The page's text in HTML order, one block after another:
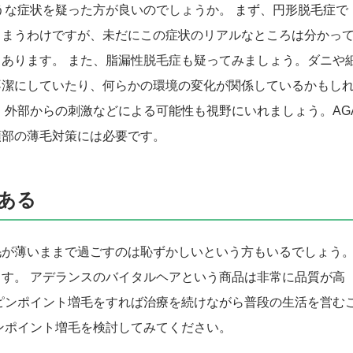
症状を疑った方が良いのでしょうか。 まず、円形脱毛症で
うわけですが、未だにこの症状のリアルなところは分かっ
ります。 また、脂漏性脱毛症も疑ってみましょう。ダニや
にしていたり、何らかの環境の変化が関係しているかもし
部からの刺激などによる可能性も視野にいれましょう。
の薄毛対策には必要です。
る
薄いままで過ごすのは恥ずかしいという方もいるでしょう
。 アデランスのバイタルヘアという商品は非常に品質が高
ポイント増毛をすれば治療を続けながら普段の生活を営む
イント増毛を検討してみてください。